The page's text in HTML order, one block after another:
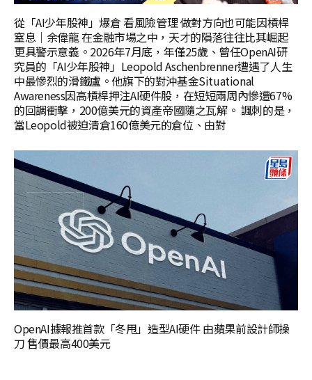
從「AI少年股神」爆倉 看風險管理 做對方向也可能因槓桿
窒息｜余偉龍 在金融市場之中，天才的隕落往往比其崛起
更具警示意義。2026年7月底，年僅25歲、曾任OpenAI研
究員的「AI少年股神」Leopold Aschenbrenner遭遇了人生
中最慘烈的滑鐵盧。他旗下的對沖基金Situational
Awareness因高槓桿押注AI硬件股，在短短兩周內慘遭67%
的回調衝擊，200億美元的資產帝國隨之瓦解。 諷刺的是，
當Leopold被迫清倉160億美元的倉位、由對
OpenAI據報推首款「冬甩」造型AI硬件 由蘋果前設計師操
刀 售價最高400美元